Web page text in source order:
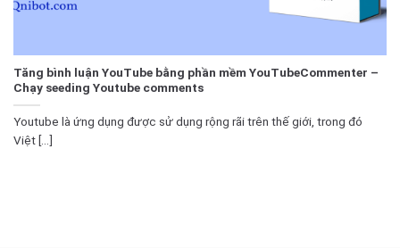
Tăng bình luận YouTube bằng phần mềm YouTubeCommenter –
Chạy seeding Youtube comments
Youtube là ứng dụng được sử dụng rộng rãi trên thế giới, trong đó
Việt [...]